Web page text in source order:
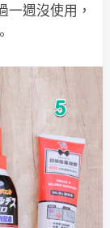
一週沒使用，